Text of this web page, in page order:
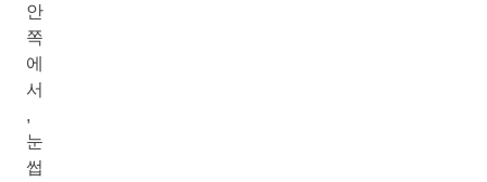
안
쪽
에
서
,
눈
썹